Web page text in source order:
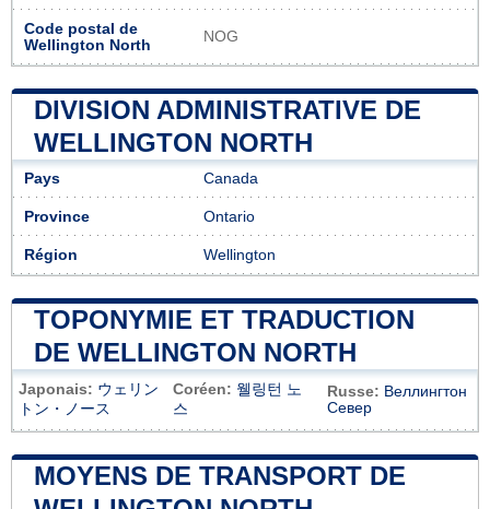
Code postal de
Wellington North
NOG
DIVISION ADMINISTRATIVE DE
WELLINGTON NORTH
Pays Canada
Province Ontario
Région Wellington
TOPONYMIE ET TRADUCTION
DE WELLINGTON NORTH
Japonais: ウェリン
トン・ノース
Coréen: 웰링턴 노
스
Russe: Веллингтон
Север
MOYENS DE TRANSPORT DE